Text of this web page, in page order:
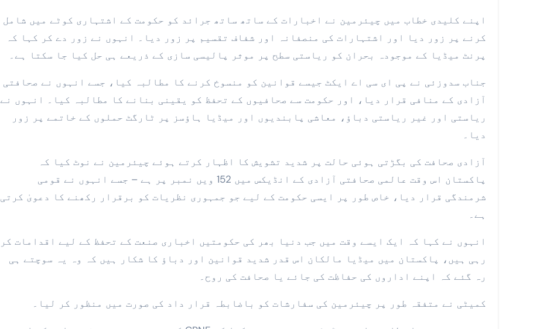
اپنے کلیدی خطاب میں چیئرمین نے اخبارات کے ساتھ ساتھ جرائد کو حکومت کے اشتہاری کوٹے میں شامل
کرنے پر زور دیا اور اشتہارات کی منصفانہ اور شفاف تقسیم پر زور دیا۔ انہوں نے زور دے کر کہا کہ
پرنٹ میڈیا کے موجودہ بحران کو ریاستی سطح پر موثر پالیسی سازی کے ذریعے ہی حل کیا جا سکتا ہے۔
جناب سدوزئی نے پی ای سی اے ایکٹ جیسے قوانین کو منسوخ کرنے کا مطالبہ کیا، جسے انہوں نے صحافتی
آزادی کے منافی قرار دیا، اور حکومت سے صحافیوں کے تحفظ کو یقینی بنانے کا مطالبہ کیا۔ انہوں نے
ریاستی اور غیر ریاستی دباؤ، معاشی پابندیوں اور میڈیا ہاؤسز پر ٹارگٹ حملوں کے خاتمے پر زور
دیا۔
آزادی صحافت کی بگڑتی ہوئی حالت پر شدید تشویش کا اظہار کرتے ہوئے چیئرمین نے نوٹ کیا کہ
پاکستان اس وقت عالمی صحافتی آزادی کے انڈیکس میں 152 ویں نمبر پر ہے – جسے انہوں نے قومی
شرمندگی قرار دیا، خاص طور پر ایسی حکومت کے لیے جو جمہوری نظریات کو برقرار رکھنے کا دعویٰ کرتی
ہے۔
انہوں نے کہا کہ ایک ایسے وقت میں جب دنیا بھر کی حکومتیں اخباری صنعت کے تحفظ کے لیے اقدامات کر
رہی ہیں، پاکستان میں میڈیا مالکان اس قدر شدید قوانین اور دباؤ کا شکار ہیں کہ وہ یہ سوچتے ہی
رہ گئے کہ اپنے اداروں کی حفاظت کی جائے یا صحافت کی روح۔
کمیٹی نے متفقہ طور پر چیئرمین کی سفارشات کو باضابطہ قرار داد کی صورت میں منظور کر لیا۔